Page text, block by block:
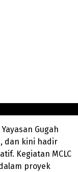
Gugah
dan kini hadir
Kegiatan MCLC
proyek